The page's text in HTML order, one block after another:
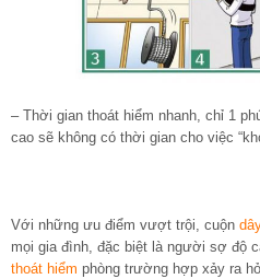
– Thời gian thoát hiểm nhanh, chỉ 1
cao sẽ không có thời gian cho việc
Với những ưu điểm vượt trội, cuộn
mọi gia đình, đặc biệt là người sợ độ
thoát hiểm phòng trường hợp xảy ra